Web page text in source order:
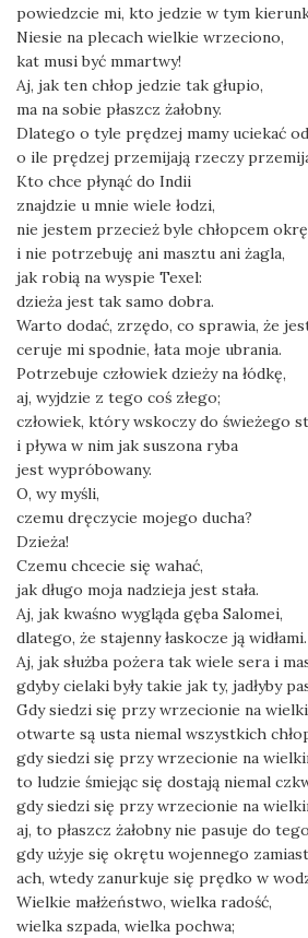
powiedzcie mi, kto jedzie w tym
Niesie na plecach wielkie wrzeciono,
kat musi być mmartwy!
Aj, jak ten chłop jedzie tak głupio,
ma na sobie płaszcz żałobny.
Dlatego o tyle prędzej mamy uciekać
o ile prędzej przemijają rzeczy
Kto chce płynąć do Indii
znajdzie u mnie wiele łodzi,
nie jestem przecież byle chłopcem
i nie potrzebuję ani masztu ani żagla,
jak robią na wyspie Texel:
dzieża jest tak samo dobra.
Warto dodać, zrzędo, co sprawia, że
ceruje mi spodnie, łata moje ubrania.
Potrzebuje człowiek dzieży na łódkę,
aj, wyjdzie z tego coś złego;
człowiek, który wskoczy do świeżego
i pływa w nim jak suszona ryba
jest wypróbowany.
O, wy myśli,
czemu dręczycie mojego ducha?
Dzieża!
Czemu chcecie się wahać,
jak długo moja nadzieja jest stała.
Aj, jak kwaśno wygląda gęba Salomei,
dlatego, że stajenny łaskocze ją widłami.
Aj, jak służba pożera tak wiele sera i
gdyby cielaki były takie jak ty, jadłyby
Gdy siedzi się przy wrzecionie na
otwarte są usta niemal wszystkich
gdy siedzi się przy wrzecionie na
to ludzie śmiejąc się dostają niemal
gdy siedzi się przy wrzecionie na
aj, to płaszcz żałobny nie pasuje do
gdy użyje się okrętu wojennego
ach, wtedy zanurkuje się prędko w
Wielkie małżeństwo, wielka radość,
wielka szpada, wielka pochwa;